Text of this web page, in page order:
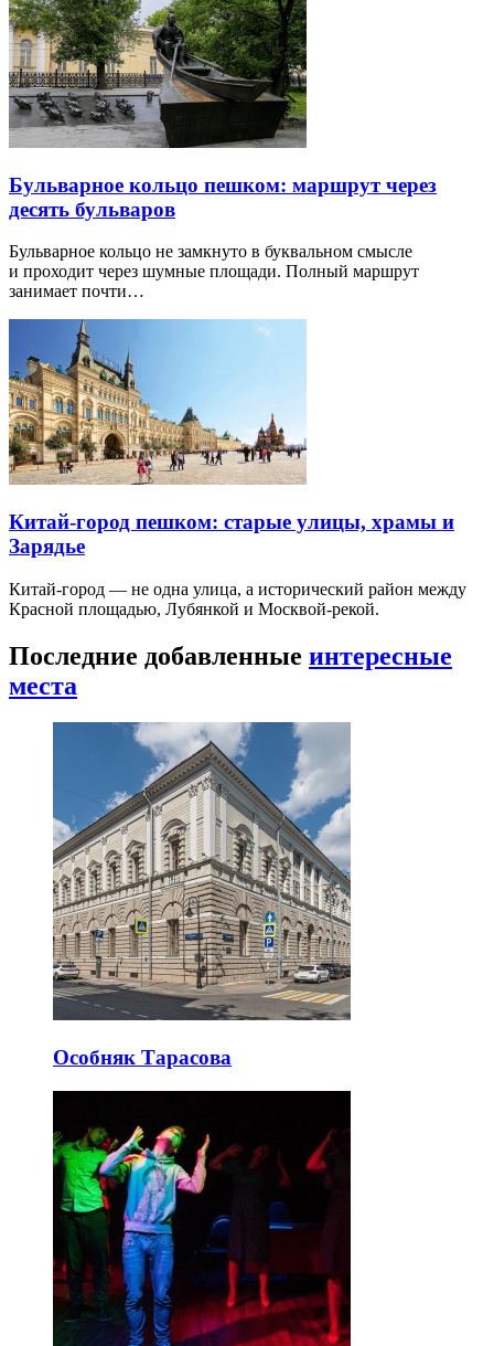
Бульварное кольцо пешком: маршрут через
десять бульваров
Бульварное кольцо не замкнуто в буквальном смысле
и проходит через шумные площади. Полный маршрут
занимает почти…
Китай-город пешком: старые улицы, храмы и
Зарядье
Китай-город — не одна улица, а исторический район между
Красной площадью, Лубянкой и Москвой-рекой.
Последние добавленные интересные
места
Особняк Тарасова